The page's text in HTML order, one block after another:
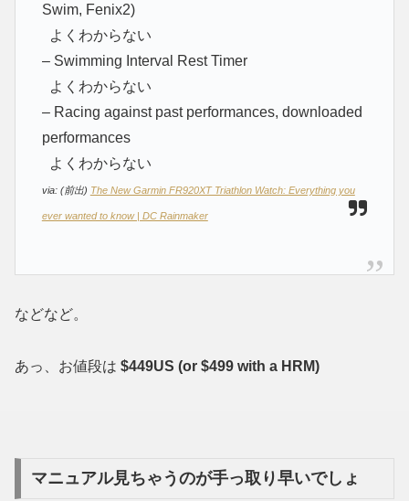
Swim, Fenix2)
よくわからない
– Swimming Interval Rest Timer
よくわからない
– Racing against past performances, downloaded
performances
よくわからない
via: (前出) The New Garmin FR920XT Triathlon Watch: Everything you
ever wanted to know | DC Rainmaker
などなど。
あっ、お値段は $449US (or $499 with a HRM)
マニュアル見ちゃうのが手っ取り早いでしょ